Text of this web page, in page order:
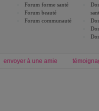
Forum forme santé
Forum beauté
Forum communauté
envoyer à une amie